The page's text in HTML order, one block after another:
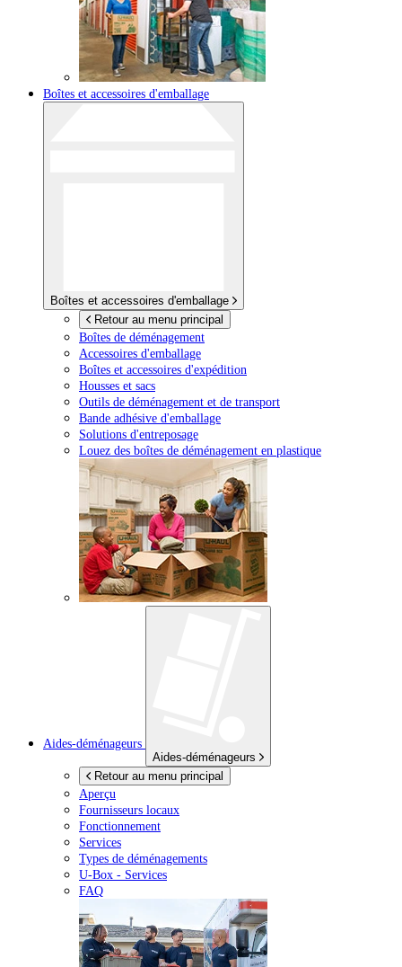
Boîtes et accessoires d'emballage
Boîtes et accessoires d'emballage
Retour au menu principal
Boîtes de déménagement
Accessoires d'emballage
Boîtes et accessoires d'expédition
Housses et sacs
Outils de déménagement et de transport
Bande adhésive d'emballage
Solutions d'entreposage
Louez des boîtes de déménagement en plastique
Aides-déménageurs
Aides-déménageurs
Retour au menu principal
Aperçu
Fournisseurs locaux
Fonctionnement
Services
Types de déménagements
U-Box - Services
FAQ